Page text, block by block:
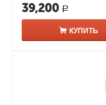
39,200 Р
КУПИТЬ